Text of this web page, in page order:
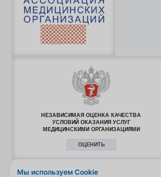
НЕЗАВИСИМАЯ ОЦЕНКА КАЧЕСТВА
УСЛОВИЙ ОКАЗАНИЯ УСЛУГ
МЕДИЦИНСКИМИ ОРГАНИЗАЦИЯМИ
ОЦЕНИТЬ
Мы используем Cookie